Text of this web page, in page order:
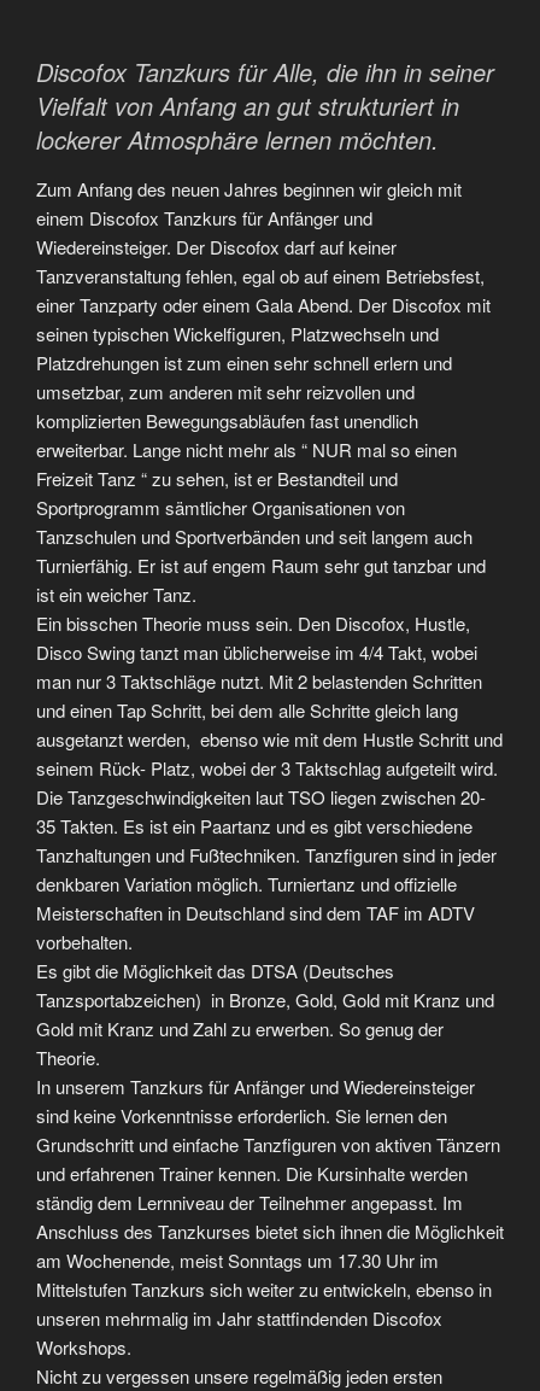
Discofox Tanzkurs für Alle, die ihn in seiner
Vielfalt von Anfang an gut strukturiert in
lockerer Atmosphäre lernen möchten.
Zum Anfang des neuen Jahres beginnen wir gleich mit
einem Discofox Tanzkurs für Anfänger und
Wiedereinsteiger. Der Discofox darf auf keiner
Tanzveranstaltung fehlen, egal ob auf einem Betriebsfest,
einer Tanzparty oder einem Gala Abend. Der Discofox mit
seinen typischen Wickelfiguren, Platzwechseln und
Platzdrehungen ist zum einen sehr schnell erlern und
umsetzbar, zum anderen mit sehr reizvollen und
komplizierten Bewegungsabläufen fast unendlich
erweiterbar. Lange nicht mehr als “ NUR mal so einen
Freizeit Tanz “ zu sehen, ist er Bestandteil und
Sportprogramm sämtlicher Organisationen von
Tanzschulen und Sportverbänden und seit langem auch
Turnierfähig. Er ist auf engem Raum sehr gut tanzbar und
ist ein weicher Tanz.
Ein bisschen Theorie muss sein. Den Discofox, Hustle,
Disco Swing tanzt man üblicherweise im 4/4 Takt, wobei
man nur 3 Taktschläge nutzt. Mit 2 belastenden Schritten
und einen Tap Schritt, bei dem alle Schritte gleich lang
ausgetanzt werden, ebenso wie mit dem Hustle Schritt und
seinem Rück- Platz, wobei der 3 Taktschlag aufgeteilt wird.
Die Tanzgeschwindigkeiten laut TSO liegen zwischen 20-
35 Takten. Es ist ein Paartanz und es gibt verschiedene
Tanzhaltungen und Fußtechniken. Tanzfiguren sind in jeder
denkbaren Variation möglich. Turniertanz und offizielle
Meisterschaften in Deutschland sind dem TAF im ADTV
vorbehalten.
Es gibt die Möglichkeit das DTSA (Deutsches
Tanzsportabzeichen) in Bronze, Gold, Gold mit Kranz und
Gold mit Kranz und Zahl zu erwerben. So genug der
Theorie.
In unserem Tanzkurs für Anfänger und Wiedereinsteiger
sind keine Vorkenntnisse erforderlich. Sie lernen den
Grundschritt und einfache Tanzfiguren von aktiven Tänzern
und erfahrenen Trainer kennen. Die Kursinhalte werden
ständig dem Lernniveau der Teilnehmer angepasst. Im
Anschluss des Tanzkurses bietet sich ihnen die Möglichkeit
am Wochenende, meist Sonntags um 17.30 Uhr im
Mittelstufen Tanzkurs sich weiter zu entwickeln, ebenso in
unseren mehrmalig im Jahr stattfindenden Discofox
Workshops.
Nicht zu vergessen unsere regelmäßig jeden ersten